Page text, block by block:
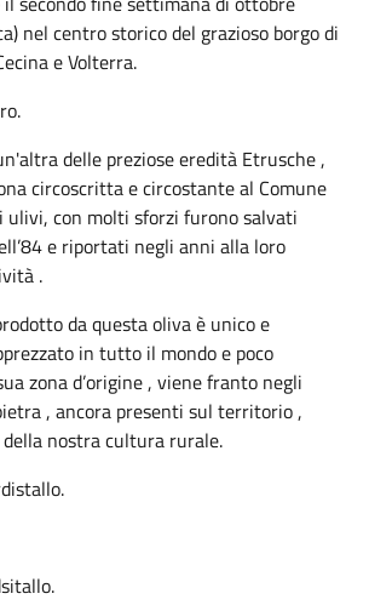
nel centro storico del grazioso borgo di
e Volterra.
delle preziose eredità Etrusche ,
circoscritta e circostante al Comune
ulivi, con molti sforzi furono salvati
e riportati negli anni alla loro
.
da questa oliva è unico e
in tutto il mondo e poco
zona d’origine , viene franto negli
, ancora presenti sul territorio ,
nostra cultura rurale.